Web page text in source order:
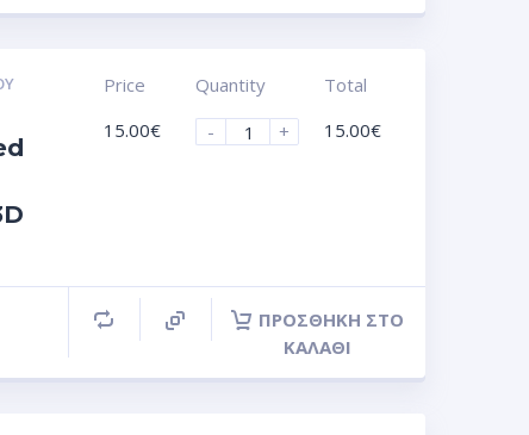
Price
15.00€
Quantity
-
+
Total
15.00€
ΠΡΟΣΘΉΚΗ ΣΤΟ
ΚΑΛΆΘΙ